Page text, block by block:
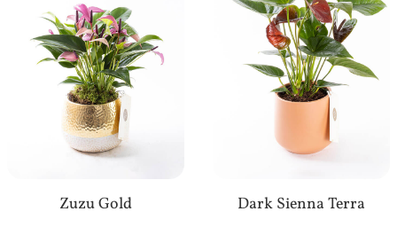
Zuzu Gold Dark Sienna Terra